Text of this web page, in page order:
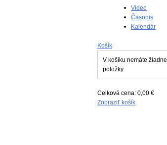
Video
Časopis
Kalendár
Košík
V košíku nemáte žiadne
položky
Celková cena: 0,00 €
Zobraziť košík